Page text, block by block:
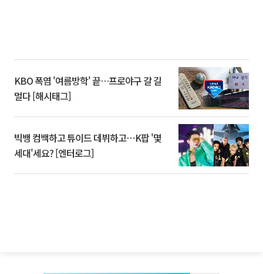
KBO 폭염 '여름방학' 끝…프로야구 갈 길
멀다 [해시태그]
빅뱅 컴백하고 튜이드 데뷔하고⋯K팝 '몇
세대'세요? [엔터로그]